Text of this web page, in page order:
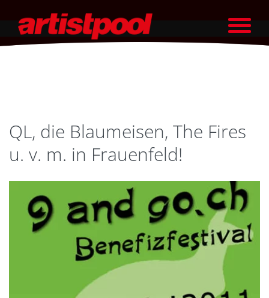
QL, die Blaumeisen, The Fires
u. v. m. in Frauenfeld!